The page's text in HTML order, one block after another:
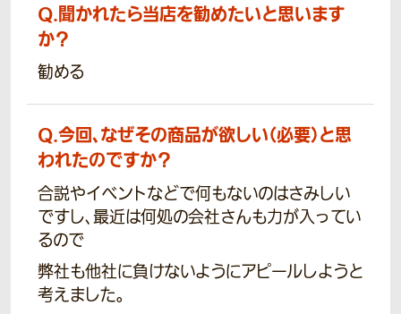
Q.聞かれたら当店を勧めたいと思います
か？
勧める
Q.今回、なぜその商品が欲しい（必要）と思
われたのですか？
合説やイベントなどで何もないのはさみしい
ですし、最近は何処の会社さんも力が入ってい
るので
弊社も他社に負けないようにアピールしようと
考えました。